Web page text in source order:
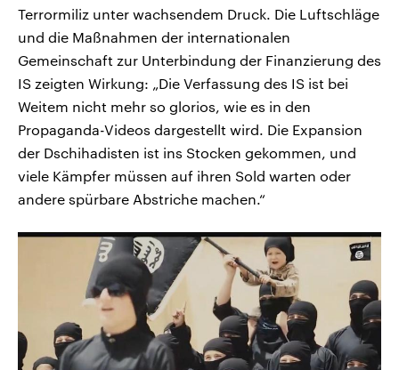
Terrormiliz unter wachsendem Druck. Die Luftschläge
und die Maßnahmen der internationalen
Gemeinschaft zur Unterbindung der Finanzierung des
IS zeigten Wirkung: „Die Verfassung des IS ist bei
Weitem nicht mehr so glorios, wie es in den
Propaganda-Videos dargestellt wird. Die Expansion
der Dschihadisten ist ins Stocken gekommen, und
viele Kämpfer müssen auf ihren Sold warten oder
andere spürbare Abstriche machen.“